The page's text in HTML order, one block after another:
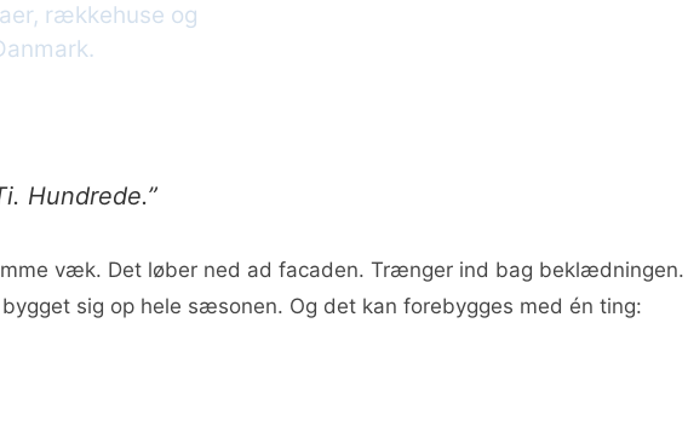
rækkehuse og
Hundrede.”
væk. Det løber ned ad facaden. Trænger ind bag beklædningen.
sig op hele sæsonen. Og det kan forebygges med én ting: